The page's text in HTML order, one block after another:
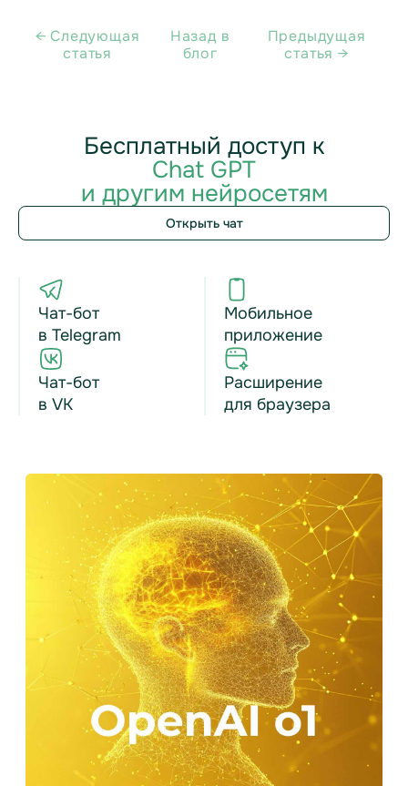
← Cледующая
статья
Назад в
блог
Предыдущая
статья →
Бесплатный доступ к
Chat GPT
и другим нейросетям
Открыть чат
Чат-бот
в Telegram
Чат-бот
в VK
Мобильное
приложение
Расширение
для браузера